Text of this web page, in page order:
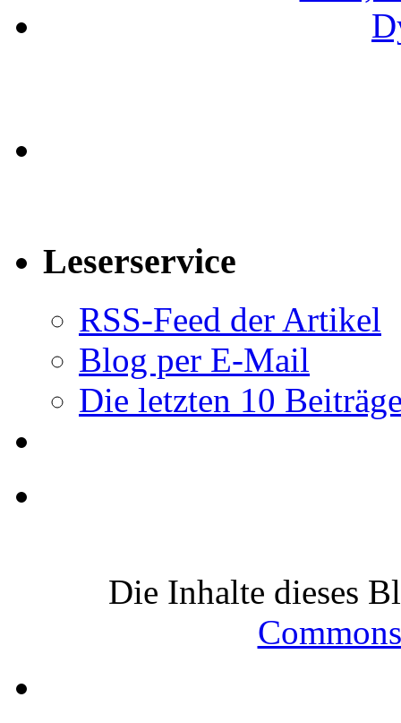
Leserservice
RSS-Feed der Artikel
Blog per E-Mail
Die letzten 10
Die Inhalte dieses